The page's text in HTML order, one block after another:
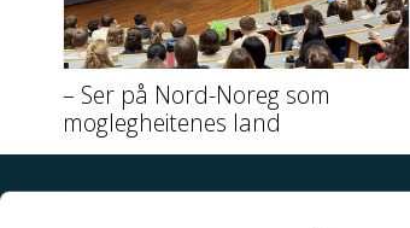
– Ser på Nord-Noreg som
moglegheitenes land